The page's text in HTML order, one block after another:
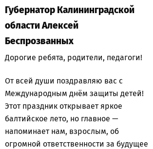
Губернатор Калининградской
области Алексей
Беспрозванных
Дорогие ребята, родители, педагоги!
От всей души поздравляю вас с
Международным днём защиты детей!
Этот праздник открывает яркое
балтийское лето, но главное —
напоминает нам, взрослым, об
огромной ответственности за будущее